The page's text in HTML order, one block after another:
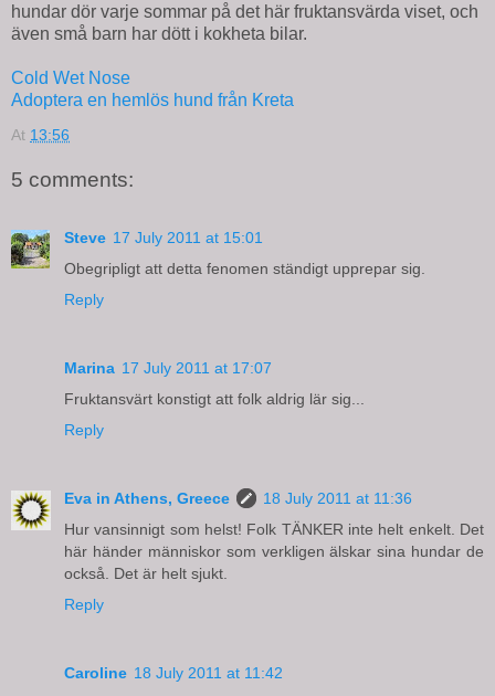
hundar dör varje sommar på det här fruktansvärda viset, och
även små barn har dött i kokheta bilar.
Cold Wet Nose
Adoptera en hemlös hund från Kreta
At 13:56
5 comments:
Steve 17 July 2011 at 15:01
Obegripligt att detta fenomen ständigt upprepar sig.
Reply
Marina 17 July 2011 at 17:07
Fruktansvärt konstigt att folk aldrig lär sig...
Reply
Eva in Athens, Greece
18 July 2011 at 11:36
Hur vansinnigt som helst! Folk TÄNKER inte helt enkelt. Det
här händer människor som verkligen älskar sina hundar de
också. Det är helt sjukt.
Reply
Caroline 18 July 2011 at 11:42